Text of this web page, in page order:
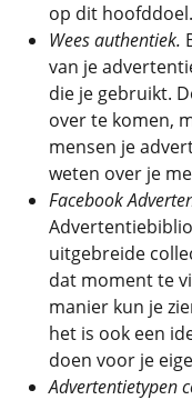
op dit hoofddoel.
Wees authentiek.
van je
die je gebruikt.
over te komen,
mensen je
weten over je
Facebook
uitgebreide
dat moment te
manier kun je
het is ook een
doen voor je
Advertentietypen